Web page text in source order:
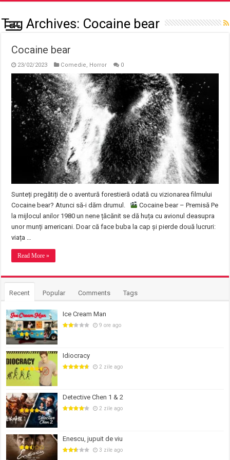
Tag Archives: Cocaine bear
Cocaine bear
23/02/2023 Comedie, Horror 0
Sunteți pregătiți de o aventură forestieră odată cu vizionarea filmului
Cocaine bear? Atunci să-i dăm drumul.
Cocaine bear – Premisă Pe
la mijlocul anilor 1980 un nene țăcănit se dă huța cu avionul deasupra
unor munți americani. Doar că face buba la cap și pierde două lucruri:
viața …
Read More »
Recent Popular Comments Tags
Ice Cream Man
9 ore ago
Idiocracy
2 zile ago
Detective Chen 1 & 2
2 zile ago
Enescu, jupuit de viu
3 zile ago